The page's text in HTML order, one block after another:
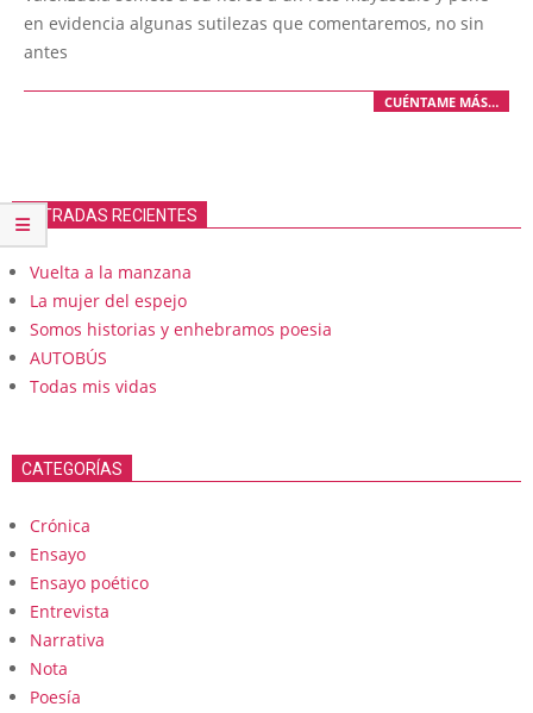
en evidencia algunas sutilezas que comentaremos, no sin
antes
CUÉNTAME MÁS…
ENTRADAS RECIENTES
Vuelta a la manzana
La mujer del espejo
Somos historias y enhebramos poesia
AUTOBÚS
Todas mis vidas
CATEGORÍAS
Crónica
Ensayo
Ensayo poético
Entrevista
Narrativa
Nota
Poesía